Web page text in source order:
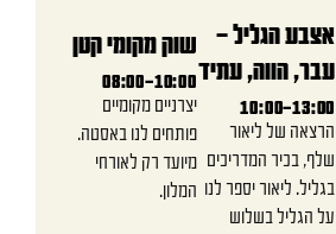
אצבע הגליל -
עבר, הווה, עתיד
10:00-13:00
הרצאה של ליאור
שלף, בכיר המדריכים
בגליל. ליאור יספר לנו
על הגליל בשלוש
שוק מקומי קטן
08:00-10:00
יצרניים מקומיים
פותחים לנו באסטה.
מיועד רק לאורחי
המלון.